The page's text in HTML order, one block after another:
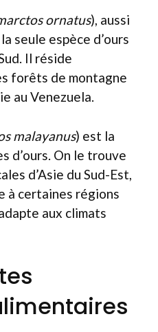
ornatus), aussi
seule espèce d’ours
Il réside
forêts de montagne
au Venezuela.
malayanus) est la
d’ours. On le trouve
d’Asie du Sud-Est,
à certaines régions
aux climats